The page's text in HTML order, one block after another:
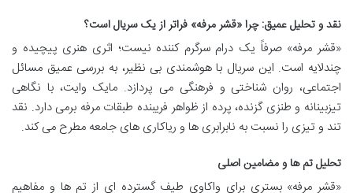
نقد و تحلیل عمیق: چرا «قشر مرفه» فراتر از یک سریال است؟
«قشر مرفه» صرفاً یک درام سرگرم کننده نیست؛ اثری هنری پیچیده و
چندلایه است. این سریال با هوشمندی بی نظیر، به بررسی عمیق مسائل
اجتماعی، روان شناختی و فرهنگی می پردازد. مایک وایت، با نگاهی
تیزبینانه و طنزی گزنده، پرده از ظواهر فریبنده طبقات مرفه برمی دارد. نقد
تند و تیزی را نسبت به نابرابری ها و ریاکاری های جامعه مطرح می کند.
تحلیل تم ها و مضامین اصلی
«قشر مرفه» بستری برای واکاوی طیف گسترده ای از تم ها و مفاهیم